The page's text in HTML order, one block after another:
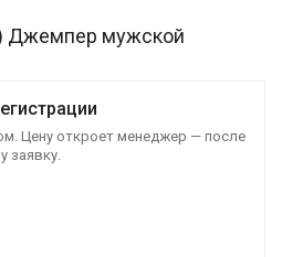
Джемпер мужской
Цену откроет менеджер — после
заявку.